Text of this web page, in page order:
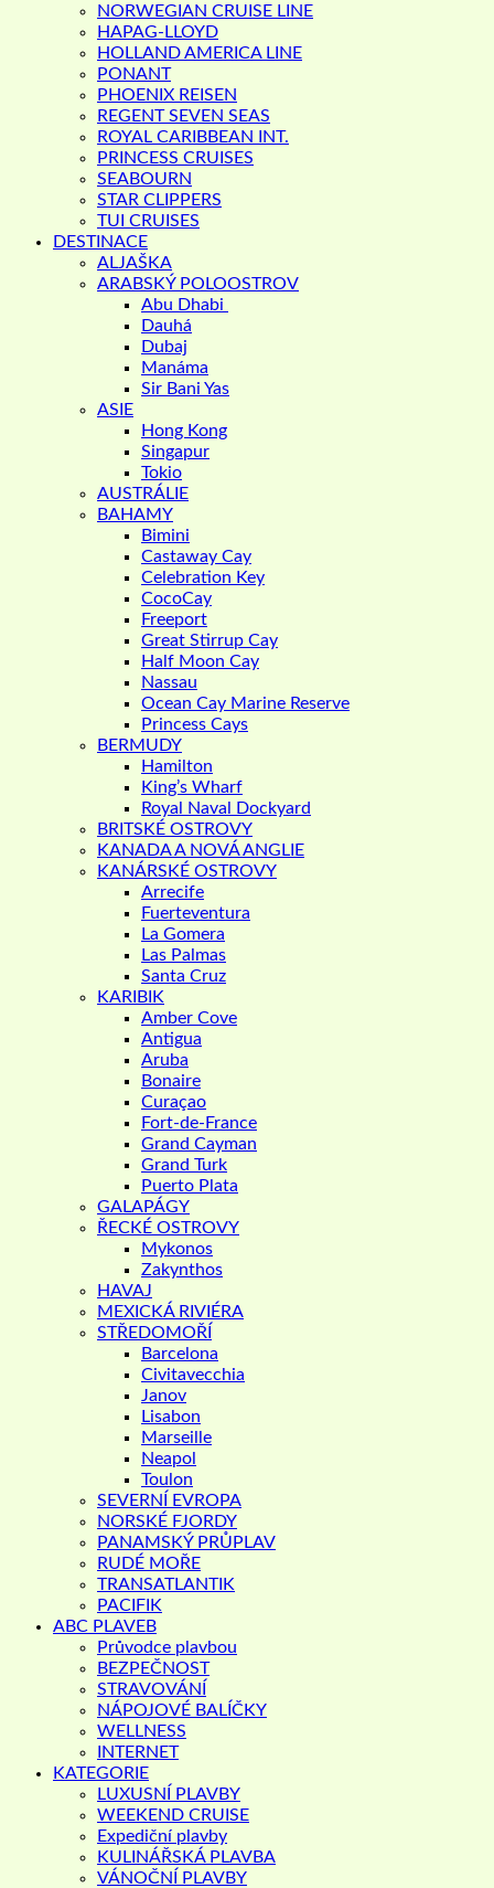
NORWEGIAN CRUISE LINE
HAPAG-LLOYD
HOLLAND AMERICA LINE
PONANT
PHOENIX REISEN
REGENT SEVEN SEAS
ROYAL CARIBBEAN INT.
PRINCESS CRUISES
SEABOURN
STAR CLIPPERS
TUI CRUISES
DESTINACE
ALJAŠKA
ARABSKÝ POLOOSTROV
Abu Dhabi
Dauhá
Dubaj
Manáma
Sir Bani Yas
ASIE
Hong Kong
Singapur
Tokio
AUSTRÁLIE
BAHAMY
Bimini
Castaway Cay
Celebration Key
CocoCay
Freeport
Great Stirrup Cay
Half Moon Cay
Nassau
Ocean Cay Marine Reserve
Princess Cays
BERMUDY
Hamilton
King’s Wharf
Royal Naval Dockyard
BRITSKÉ OSTROVY
KANADA A NOVÁ ANGLIE
KANÁRSKÉ OSTROVY
Arrecife
Fuerteventura
La Gomera
Las Palmas
Santa Cruz
KARIBIK
Amber Cove
Antigua
Aruba
Bonaire
Curaçao
Fort-de-France
Grand Cayman
Grand Turk
Puerto Plata
GALAPÁGY
ŘECKÉ OSTROVY
Mykonos
Zakynthos
HAVAJ
MEXICKÁ RIVIÉRA
STŘEDOMOŘÍ
Barcelona
Civitavecchia
Janov
Lisabon
Marseille
Neapol
Toulon
SEVERNÍ EVROPA
NORSKÉ FJORDY
PANAMSKÝ PRŮPLAV
RUDÉ MOŘE
TRANSATLANTIK
PACIFIK
ABC PLAVEB
Průvodce plavbou
BEZPEČNOST
STRAVOVÁNÍ
NÁPOJOVÉ BALÍČKY
WELLNESS
INTERNET
KATEGORIE
LUXUSNÍ PLAVBY
WEEKEND CRUISE
Expediční plavby
KULINÁŘSKÁ PLAVBA
VÁNOČNÍ PLAVBY